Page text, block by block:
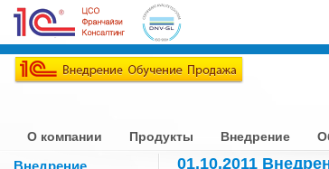
О компании Продукты Внедрение
Внедрение
01.10.2011